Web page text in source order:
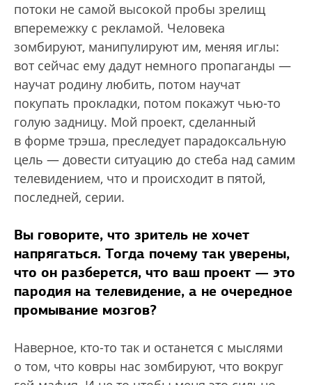
потоки не самой высокой пробы зрелищ
вперемежку с рекламой. Человека
зомбируют, манипулируют им, меняя иглы:
вот сейчас ему дадут немного пропаганды —
научат родину любить, потом научат
покупать прокладки, потом покажут чью-то
голую задницу. Мой проект, сделанный
в форме трэша, преследует парадоксальную
цель — довести ситуацию до стеба над самим
телевидением, что и происходит в пятой,
последней, серии.
Вы говорите, что зритель не хочет
напрягаться. Тогда почему так уверены,
что он разберется, что ваш проект — это
пародия на телевидение, а не очередное
промывание мозгов?
Наверное, кто-то так и останется с мыслями
о том, что ковры нас зомбируют, что вокруг